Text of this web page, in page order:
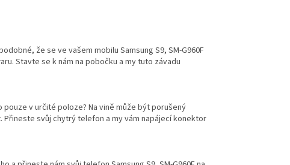
že se ve vašem mobilu Samsung S9, SM-G960F
Stavte se k nám na pobočku a my tuto závadu
pouze v určité poloze? Na vině může být porušený
svůj chytrý telefon a my vám napájecí konektor